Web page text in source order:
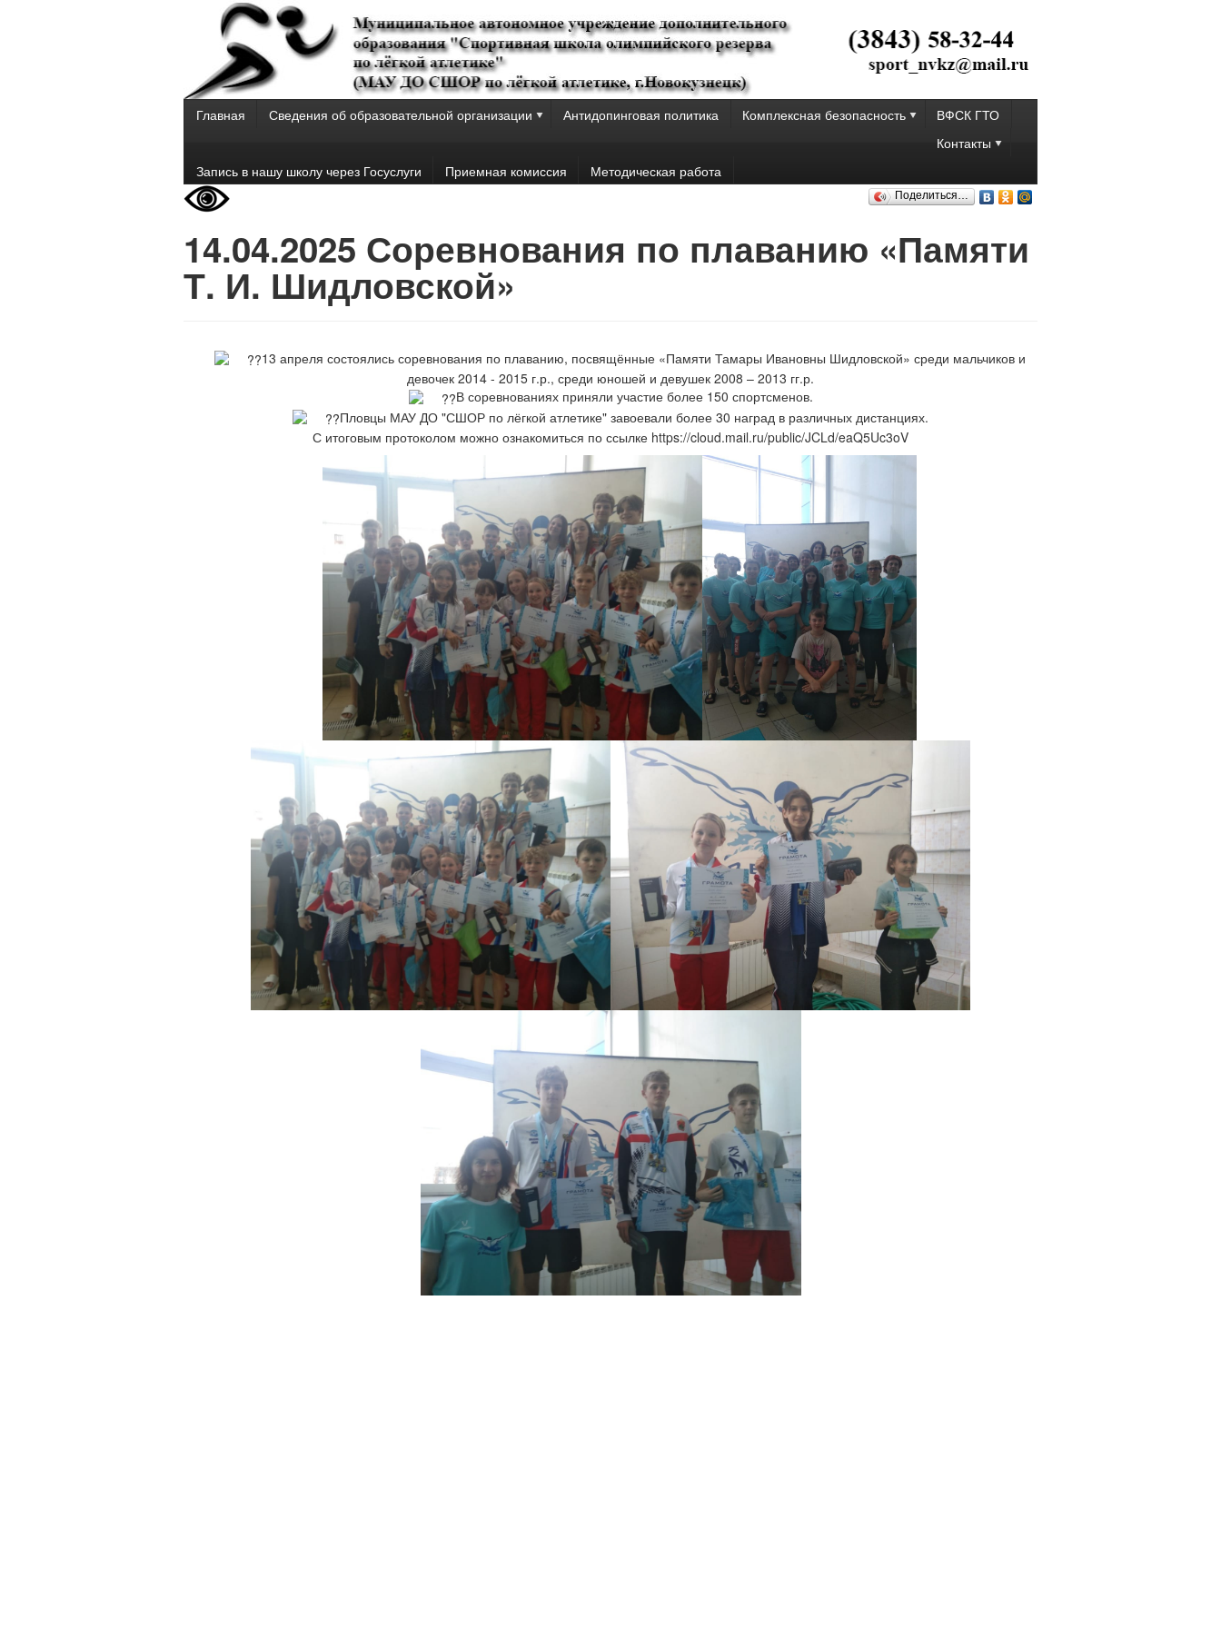
Главная Сведения об образовательной организации Антидопинговая политика Комплексная безопасность
ВФСК ГТО
Контакты
Запись в нашу школу через Госуслуги
Приемная комиссия Методическая работа
Поделиться…
14.04.2025 Соревнования по плаванию «Памяти
Т. И. Шидловской»
13 апреля состоялись соревнования по плаванию, посвящённые «Памяти Тамары Ивановны Шидловской» среди мальчиков и
девочек 2014 - 2015 г.р., среди юношей и девушек 2008 – 2013 гг.р.
В соревнованиях приняли участие более 150 спортсменов.
Пловцы МАУ ДО "СШОР по лёгкой атлетике" завоевали более 30 наград в различных дистанциях.
С итоговым протоколом можно ознакомиться по ссылке https://cloud.mail.ru/public/JCLd/eaQ5Uc3oV